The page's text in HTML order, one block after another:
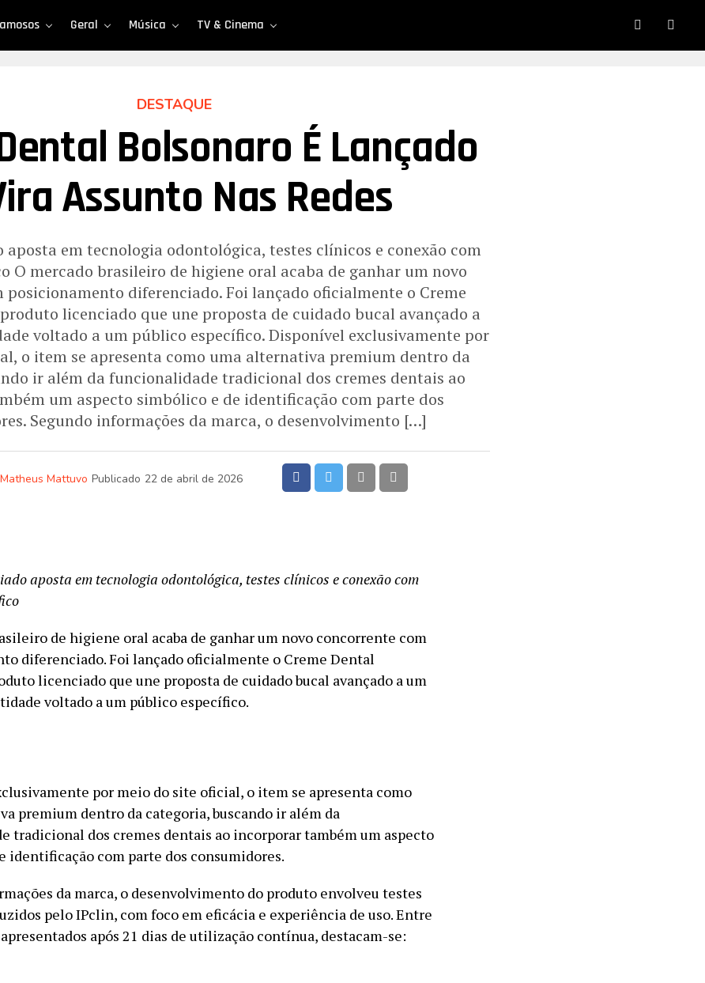
Geral Música TV & Cinema
DESTAQUE
Bolsonaro É Lançado
Assunto Nas Redes
em tecnologia odontológica, testes clínicos e conexão com
O mercado brasileiro de higiene oral acaba de ganhar um novo
posicionamento diferenciado. Foi lançado oficialmente o Creme
licenciado que une proposta de cuidado bucal avançado a
voltado a um público específico. Disponível exclusivamente por
o item se apresenta como uma alternativa premium dentro da
ir além da funcionalidade tradicional dos cremes dentais ao
um aspecto simbólico e de identificação com parte dos
Segundo informações da marca, o desenvolvimento […]
Matheus Mattuvo Publicado 22 de abril de 2026
aposta em tecnologia odontológica, testes clínicos e conexão com
de higiene oral acaba de ganhar um novo concorrente com
diferenciado. Foi lançado oficialmente o Creme Dental
licenciado que une proposta de cuidado bucal avançado a um
voltado a um público específico.
por meio do site oficial, o item se apresenta como
premium dentro da categoria, buscando ir além da
tradicional dos cremes dentais ao incorporar também um aspecto
identificação com parte dos consumidores.
da marca, o desenvolvimento do produto envolveu testes
pelo IPclin, com foco em eficácia e experiência de uso. Entre
após 21 dias de utilização contínua, destacam-se: